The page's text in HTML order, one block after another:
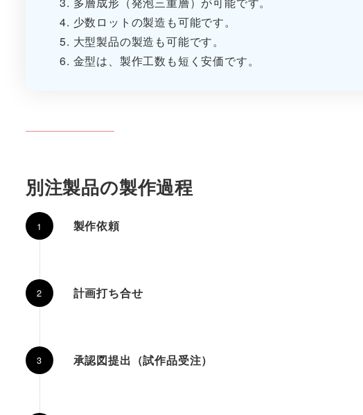
少数ロットの製造も可能です。
大型製品の製造も可能です。
金型は、製作工数も短く安価です。
別注製品の製作過程
製作依頼
計画打ち合せ
承認図提出（試作品受注）